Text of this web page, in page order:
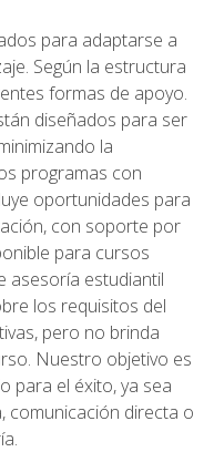
para adaptarse a
Según la estructura
formas de apoyo.
diseñados para ser
la
programas con
oportunidades para
con soporte por
para cursos
asesoría estudiantil
los requisitos del
pero no brinda
Nuestro objetivo es
para el éxito, ya sea
comunicación directa o